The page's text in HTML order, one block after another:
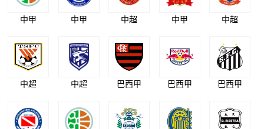
中甲 中甲 中超 中甲 中超
中超 中超 巴西甲 巴西甲 巴西甲